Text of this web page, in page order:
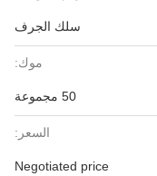
سلك الجرف
موك:
50 مجموعة
السعر:
Negotiated price